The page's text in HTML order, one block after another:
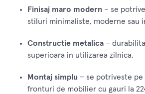
Finisaj maro modern – se
stiluri minimaliste, moderne sau
Constructie metalica –
superioara in utilizarea zilnica.
Montaj simplu – se potriveste
fronturi de mobilier cu gauri la